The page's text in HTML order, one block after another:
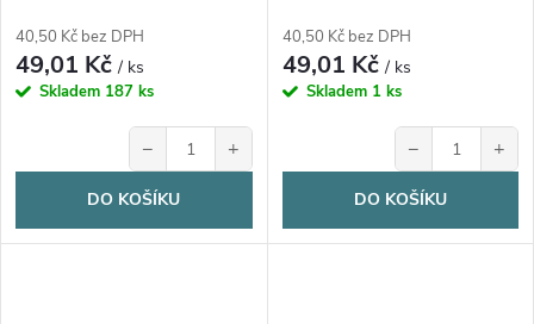
40,50 Kč bez DPH
49,01 Kč/ ks
Skladem 187 ks
− +
DO KOŠÍKU
40,50 Kč bez DPH
49,01 Kč/ ks
Skladem 1 ks
− +
DO KOŠÍKU